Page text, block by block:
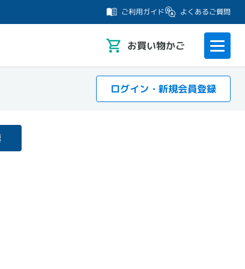
ご利用ガイド よくあるご質問
お買い物かご
ログイン・新規会員登録